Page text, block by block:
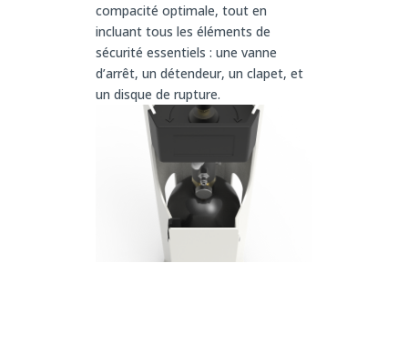
compacité optimale, tout en
incluant tous les éléments de
sécurité essentiels : une vanne
d’arrêt, un détendeur, un clapet, et
un disque de rupture.